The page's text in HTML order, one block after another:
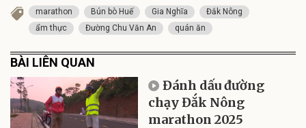
marathon Bún bò Huế Gia Nghĩa
Đắk Nông
ẩm thực
Đường Chu Văn An quán ăn
BÀI LIÊN QUAN
Đánh dấu đường
chạy Đắk Nông
marathon 2025